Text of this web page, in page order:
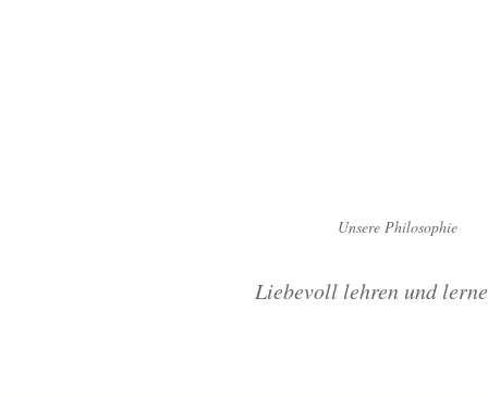
Unsere Philosophie
Liebevoll lehren und